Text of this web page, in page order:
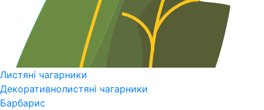
Листяні чагарники
Декоративнолистяні чагарники
Барбарис